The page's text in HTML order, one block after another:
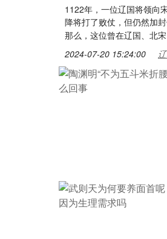
1122年，一位辽国将领向
降将打了败仗，但仍然加
那么，这位曾在辽国、北
2024-07-20 15:24:00